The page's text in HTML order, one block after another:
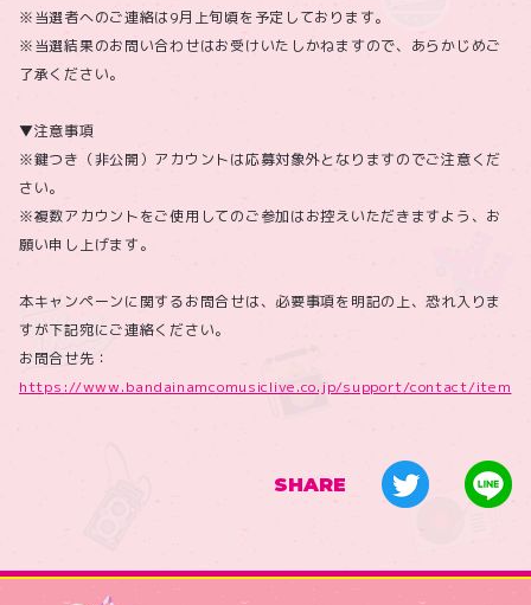
※当選者へのご連絡は9月上旬頃を予定しております。
※当選結果のお問い合わせはお受けいたしかねますので、あらかじめご
了承ください。
▼注意事項
※鍵つき（非公開）アカウントは応募対象外となりますのでご注意くだ
さい。
※複数アカウントをご使用してのご参加はお控えいただきますよう、お
願い申し上げます。
本キャンペーンに関するお問合せは、必要事項を明記の上、恐れ入りま
すが下記宛にご連絡ください。
お問合せ先：
https://www.bandainamcomusiclive.co.jp/support/contact/item
SHARE